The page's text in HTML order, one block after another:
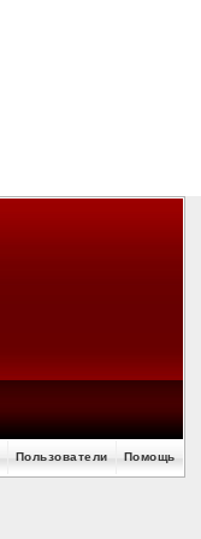
Помощь
Пользователи